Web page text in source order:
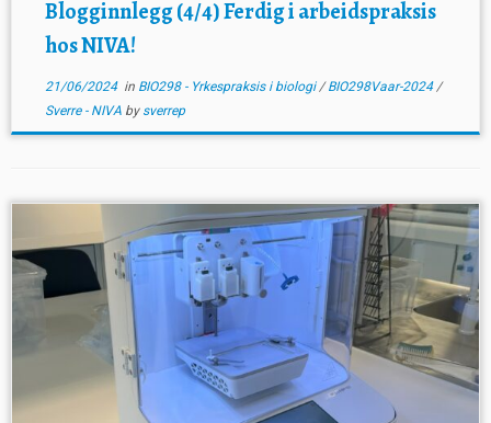
Blogginnlegg (4/4) Ferdig i arbeidspraksis
hos NIVA!
21/06/2024in BIO298 - Yrkespraksis i biologi/BIO298Vaar-2024/
Sverre - NIVA by sverrep